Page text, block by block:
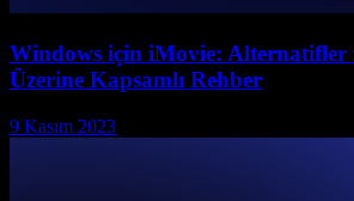
Windows için iMovie: Alternatifler
Üzerine Kapsamlı Rehber
9 Kasım 2023